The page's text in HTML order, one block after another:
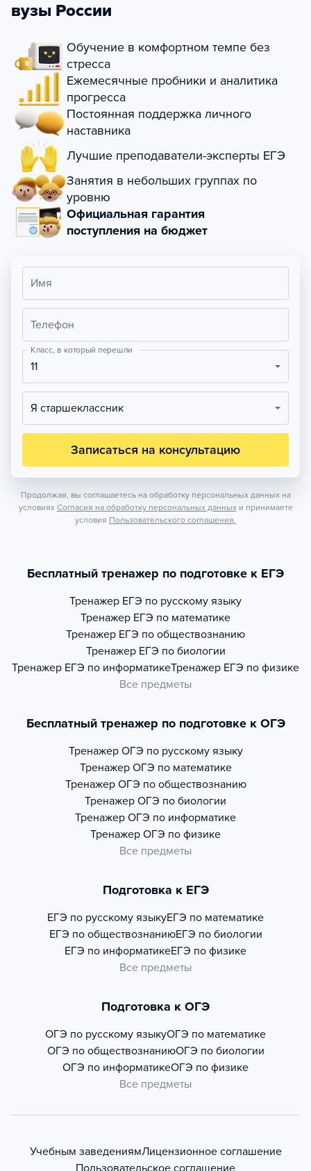
вузы России
Обучение в комфортном темпе без
стресса
Ежемесячные пробники и аналитика
прогресса
Постоянная поддержка личного
наставника
Лучшие преподаватели-эксперты ЕГЭ
Занятия в небольших группах по
уровню
Официальная гарантия
поступления на бюджет
Имя
Телефон
Класс, в который перешли
11
Я старшеклассник
Записаться на консультацию
Продолжая, вы соглашаетесь на обработку персональных данных на
условиях Согласия на обработку персональных данных и принимаете
условия Пользовательского соглашения.
Бесплатный тренажер по подготовке к ЕГЭ
Тренажер ЕГЭ по русскому языку
Тренажер ЕГЭ по математике
Тренажер ЕГЭ по обществознанию
Тренажер ЕГЭ по биологии
Тренажер ЕГЭ по информатикеТренажер ЕГЭ по физике
Все предметы
Бесплатный тренажер по подготовке к ОГЭ
Тренажер ОГЭ по русскому языку
Тренажер ОГЭ по математике
Тренажер ОГЭ по обществознанию
Тренажер ОГЭ по биологии
Тренажер ОГЭ по информатике
Тренажер ОГЭ по физике
Все предметы
Подготовка к ЕГЭ
ЕГЭ по русскому языкуЕГЭ по математике
ЕГЭ по обществознаниюЕГЭ по биологии
ЕГЭ по информатикеЕГЭ по физике
Все предметы
Подготовка к ОГЭ
ОГЭ по русскому языкуОГЭ по математике
ОГЭ по обществознаниюОГЭ по биологии
ОГЭ по информатикеОГЭ по физике
Все предметы
Учебным заведениямЛицензионное соглашение
Пользовательское соглашение